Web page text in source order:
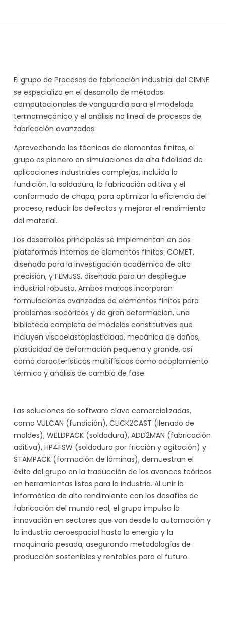
El grupo de Procesos de fabricación industrial del CIMNE
se especializa en el desarrollo de métodos
computacionales de vanguardia para el modelado
termomecánico y el análisis no lineal de procesos de
fabricación avanzados.
Aprovechando las técnicas de elementos finitos, el
grupo es pionero en simulaciones de alta fidelidad de
aplicaciones industriales complejas, incluida la
fundición, la soldadura, la fabricación aditiva y el
conformado de chapa, para optimizar la eficiencia del
proceso, reducir los defectos y mejorar el rendimiento
del material.
Los desarrollos principales se implementan en dos
plataformas internas de elementos finitos: COMET,
diseñada para la investigación académica de alta
precisión, y FEMUSS, diseñada para un despliegue
industrial robusto. Ambos marcos incorporan
formulaciones avanzadas de elementos finitos para
problemas isocóricos y de gran deformación, una
biblioteca completa de modelos constitutivos que
incluyen viscoelastoplasticidad, mecánica de daños,
plasticidad de deformación pequeña y grande, así
como características multifísicas como acoplamiento
térmico y análisis de cambio de fase.
Las soluciones de software clave comercializadas,
como VULCAN (fundición), CLICK2CAST (llenado de
moldes), WELDPACK (soldadura), ADD2MAN (fabricación
aditiva), HP4FSW (soldadura por fricción y agitación) y
STAMPACK (formación de láminas), demuestran el
éxito del grupo en la traducción de los avances teóricos
en herramientas listas para la industria. Al unir la
informática de alto rendimiento con los desafíos de
fabricación del mundo real, el grupo impulsa la
innovación en sectores que van desde la automoción y
la industria aeroespacial hasta la energía y la
maquinaria pesada, asegurando metodologías de
producción sostenibles y rentables para el futuro.